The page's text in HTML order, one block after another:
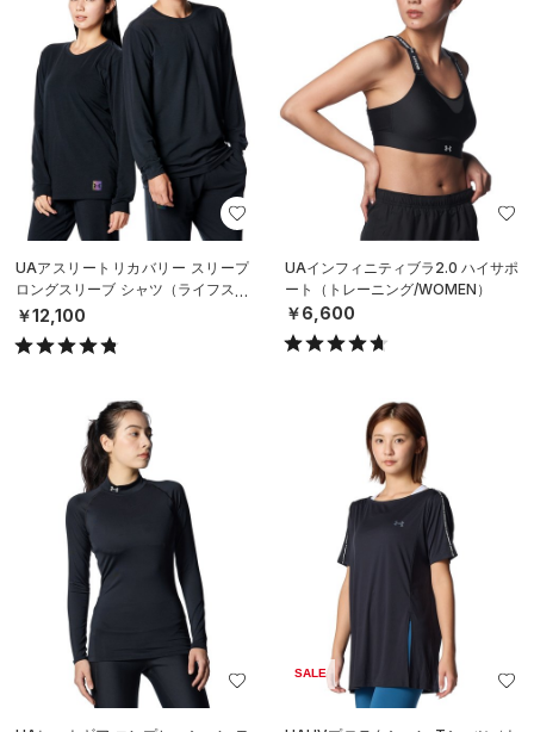
UAアスリートリカバリー スリープ
ロングスリーブ シャツ（ライフスタ
イル/UNISEX）
￥12,100
UAインフィニティブラ2.0 ハイサポ
ート（トレーニング/WOMEN）
￥6,600
SALE